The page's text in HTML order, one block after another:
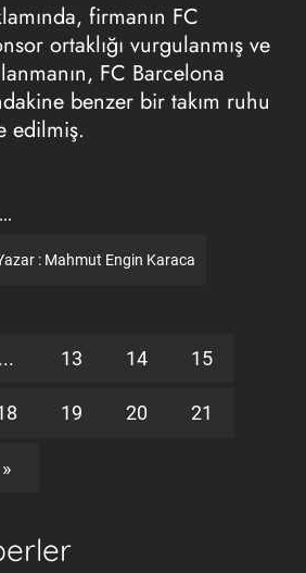
firmanın FC
ortaklığı vurgulanmış ve
FC Barcelona
benzer bir takım ruhu
edilmiş.
: Mahmut Engin Karaca
... 13 14 15
19 20 21
»